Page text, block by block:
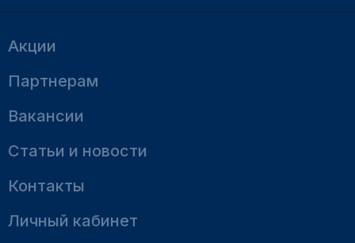
Акции
Партнерам
Вакансии
Статьи и новости
Контакты
Личный кабинет